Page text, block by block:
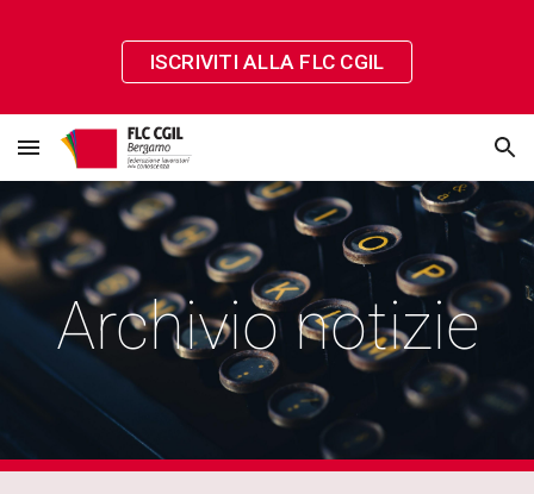
Skip to main content Skip to navigation
ISCRIVITI ALLA FLC CGIL
Archivio notizie